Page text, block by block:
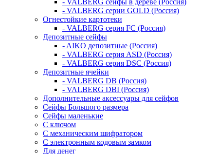
- VALBERG сейфы в дереве (Россия)
- VALBERG серии GOLD (Россия)
Огнестойкие картотеки
- VALBERG серия FC (Россия)
Депозитные сейфы
- AIKO депозитные (Россия)
- VALBERG серия ASD (Россия)
- VALBERG серия DSC (Россия)
Депозитные ячейки
- VALBERG DB (Россия)
- VALBERG DBI (Россия)
Дополнительные аксессуары для сейфов
Сейфы Большого размера
Сейфы маленькие
С ключом
С механическим шифратором
С электронным кодовым замком
Для денег